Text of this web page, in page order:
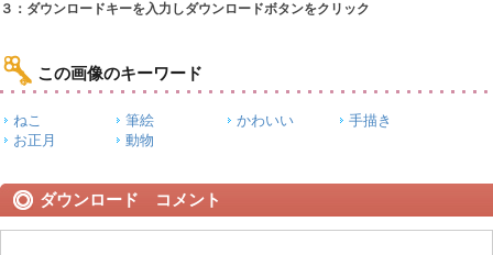
３：ダウンロードキーを入力しダウンロードボタンをクリック
この画像のキーワード
ねこ 筆絵 かわいい
手描き
お正月
動物
ダウンロード コメント